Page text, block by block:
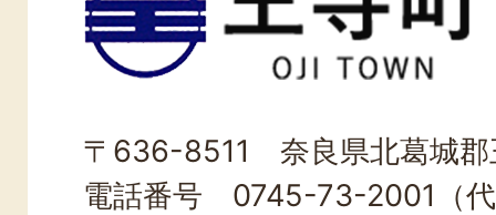
寺
町
TOWN
〒636-8511 奈良県北葛城郡
電話番号 0745-73-2001（